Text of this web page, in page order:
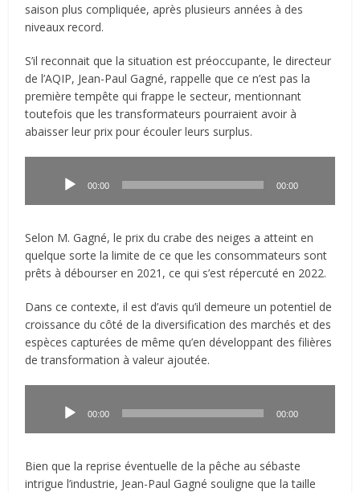
saison plus compliquée, après plusieurs années à des
niveaux record.
S’il reconnait que la situation est préoccupante, le directeur
de l’AQIP, Jean-Paul Gagné, rappelle que ce n’est pas la
première tempête qui frappe le secteur, mentionnant
toutefois que les transformateurs pourraient avoir à
abaisser leur prix pour écouler leurs surplus.
00:00 00:00
Selon M. Gagné, le prix du crabe des neiges a atteint en
quelque sorte la limite de ce que les consommateurs sont
prêts à débourser en 2021, ce qui s’est répercuté en 2022.
Dans ce contexte, il est d’avis qu’il demeure un potentiel de
croissance du côté de la diversification des marchés et des
espèces capturées de même qu’en développant des filières
de transformation à valeur ajoutée.
00:00 00:00
Bien que la reprise éventuelle de la pêche au sébaste
intrigue l’industrie, Jean-Paul Gagné souligne que la taille